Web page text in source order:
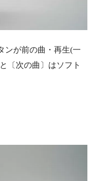
ンが前の曲・再生(一
〔次の曲〕はソフト